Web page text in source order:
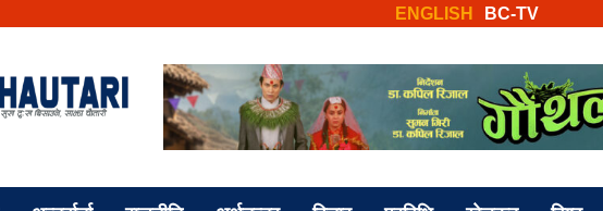
BC-TV
ENGLISH